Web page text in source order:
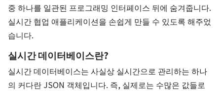
중 하나를 일관된 프로그래밍 인터페이스 뒤에 숨겨줍니다.
실시간 협업 애플리케이션을 손쉽게 만들 수 있도록 해주었
습니다.
실시간 데이터베이스란?
실시간 데이터베이스는 사실상 실시간으로 관리하는 하나
의 커다란 JSON 객체입니다. 즉, 실제로는 수많은 값들로